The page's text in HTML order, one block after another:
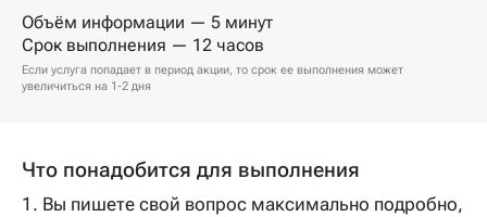
Объём информации — 5 минут
Срок выполнения — 12 часов
Если услуга попадает в период акции, то срок ее выполнения может
увеличиться на 1-2 дня
Что понадобится для выполнения
1. Вы пишете свой вопрос максимально подробно,